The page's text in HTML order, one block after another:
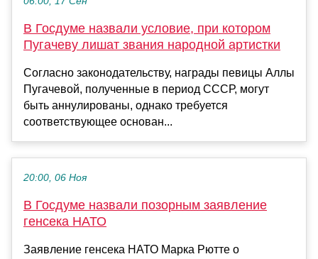
В Госдуме назвали условие, при котором
Пугачеву лишат звания народной артистки
Согласно законодательству, награды певицы Аллы
Пугачевой, полученные в период СССР, могут
быть аннулированы, однако требуется
соответствующее основан...
20:00, 06 Ноя
В Госдуме назвали позорным заявление
генсека НАТО
Заявление генсека НАТО Марка Рютте о